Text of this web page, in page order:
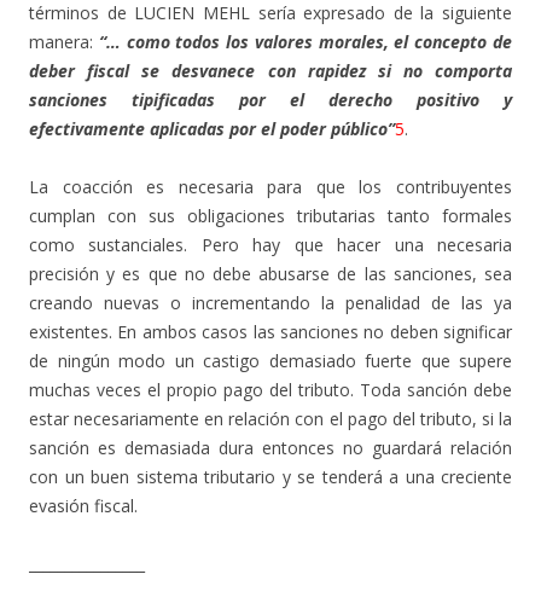
términos de LUCIEN MEHL sería expresado de la siguiente
manera: “… como todos los valores morales, el concepto de
deber fiscal se desvanece con rapidez si no comporta
sanciones tipificadas por el derecho positivo y
efectivamente aplicadas por el poder público”5.
La coacción es necesaria para que los contribuyentes
cumplan con sus obligaciones tributarias tanto formales
como sustanciales. Pero hay que hacer una necesaria
precisión y es que no debe abusarse de las sanciones, sea
creando nuevas o incrementando la penalidad de las ya
existentes. En ambos casos las sanciones no deben significar
de ningún modo un castigo demasiado fuerte que supere
muchas veces el propio pago del tributo. Toda sanción debe
estar necesariamente en relación con el pago del tributo, si la
sanción es demasiada dura entonces no guardará relación
con un buen sistema tributario y se tenderá a una creciente
evasión fiscal.